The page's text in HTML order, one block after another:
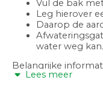
Vul de bak
Leg hierover
Daarop de
water weg kan.
Belangrijke
Lees meer